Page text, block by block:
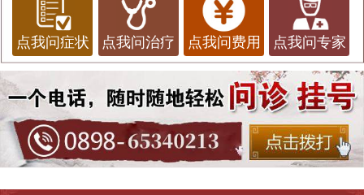
点我问症状 点我问治疗 点我问费用 点我问专家